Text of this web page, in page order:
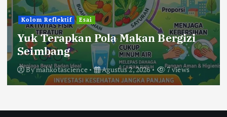
Kolom Reflektif Esai
Yuk Terapkan Pola Makan Bergizi
Seimbang
Bymahkotascience Agustus 2, 2026 7 views